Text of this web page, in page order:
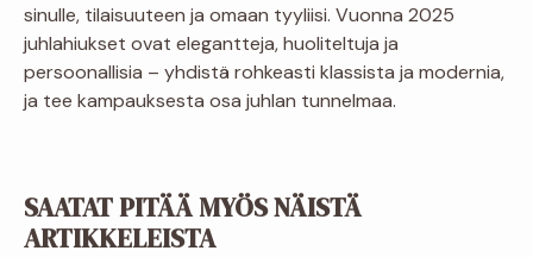
sinulle, tilaisuuteen ja omaan tyyliisi. Vuonna 2025
juhlahiukset ovat elegantteja, huoliteltuja ja
persoonallisia – yhdistä rohkeasti klassista ja modernia,
ja tee kampauksesta osa juhlan tunnelmaa.
SAATAT PITÄÄ MYÖS NÄISTÄ
ARTIKKELEISTA